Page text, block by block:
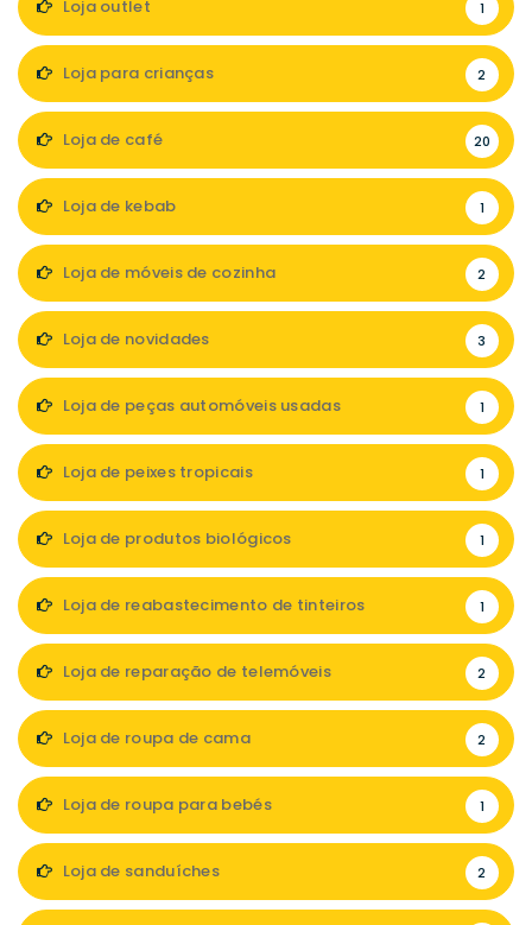
Loja outlet 1
Loja para crianças 2
Loja de café 20
Loja de kebab 1
Loja de móveis de cozinha 2
Loja de novidades 3
Loja de peças automóveis usadas 1
Loja de peixes tropicais 1
Loja de produtos biológicos 1
Loja de reabastecimento de tinteiros 1
Loja de reparação de telemóveis 2
Loja de roupa de cama 2
Loja de roupa para bebés 1
Loja de sanduíches 2